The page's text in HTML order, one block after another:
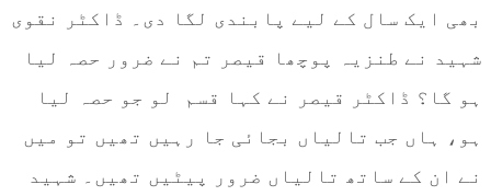
بھی ایک سال کے لیے پابندی لگا دی۔ ڈاکٹر نقوی
شہید نے طنزیہ پوچھا قیصر تم نے ضرور حصہ لیا
ہو گا؟ ڈاکٹر قیصر نے کہا قسم لو جو حصہ لیا
ہو، ہاں جب تالیاں بجائی جا رہیں تھیں تو میں
نے ان کے ساتھ تالیاں ضرور پیٹیں تھیں۔ شہید